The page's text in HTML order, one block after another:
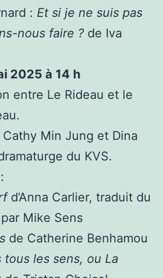
: Et si je ne suis pas
nous faire ? de Iva
2025 à 14 h
entre Le Rideau et le
Cathy Min Jung et Dina
du KVS.
d’Anna Carlier, traduit du
Mike Sens
de Catherine Benhamou
tous les sens, ou La